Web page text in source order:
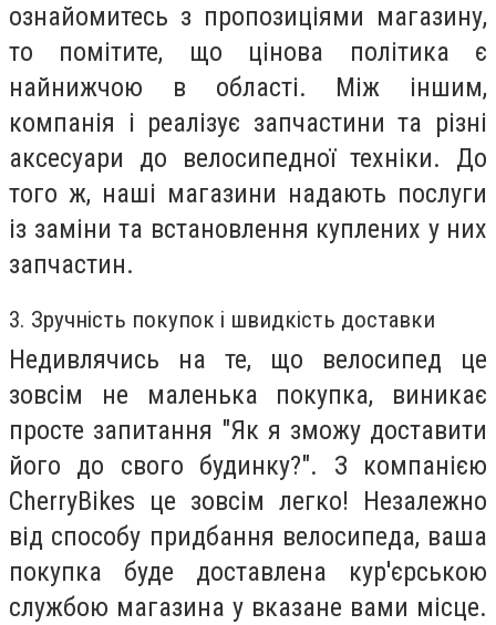
ознайомитесь з пропозиціями магазину,
то помітите, що цінова політика є
найнижчою в області. Між іншим,
компанія і реалізує запчастини та різні
аксесуари до велосипедної техніки. До
того ж, наші магазини надають послуги
із заміни та встановлення куплених у них
запчастин.
3. Зручність покупок і швидкість доставки
Недивлячись на те, що велосипед це
зовсім не маленька покупка, виникає
просте запитання "Як я зможу доставити
його до свого будинку?". З компанією
CherryBikes це зовсім легко! Незалежно
від способу придбання велосипеда, ваша
покупка буде доставлена кур'єрською
службою магазина у вказане вами місце.